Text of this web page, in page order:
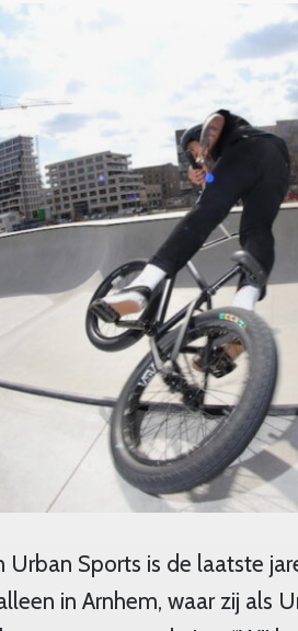
Urban Sports is de laatste
in Arnhem, waar zij als